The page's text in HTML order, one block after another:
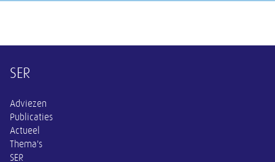
Overige informatie
SER
Adviezen
Publicaties
Actueel
Thema's
SER